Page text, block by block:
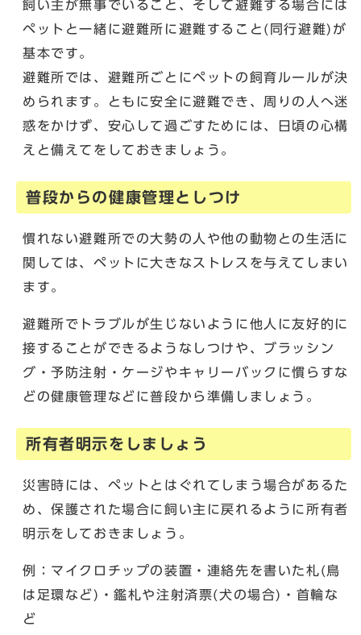
飼い主が無事でいること、そして避難する場合には
ペットと一緒に避難所に避難すること(同行避難)が
基本です。
避難所では、避難所ごとにペットの飼育ルールが決
められます。ともに安全に避難でき、周りの人へ迷
惑をかけず、安心して過ごすためには、日頃の心構
えと備えてをしておきましょう。
普段からの健康管理としつけ
慣れない避難所での大勢の人や他の動物との生活に
関しては、ペットに大きなストレスを与えてしまい
ます。
避難所でトラブルが生じないように他人に友好的に
接することができるようなしつけや、ブラッシン
グ・予防注射・ケージやキャリーバックに慣らすな
どの健康管理などに普段から準備しましょう。
所有者明示をしましょう
災害時には、ペットとはぐれてしまう場合があるた
め、保護された場合に飼い主に戻れるように所有者
明示をしておきましょう。
例：マイクロチップの装置・連絡先を書いた札(鳥
は足環など)・鑑札や注射済票(犬の場合)・首輪な
ど